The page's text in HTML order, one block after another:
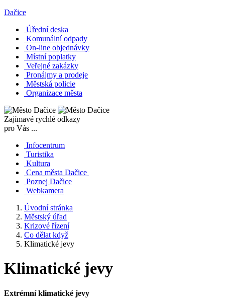
Dačice
Úřední deska
Komunální odpady
On-line objednávky
Místní poplatky
Veřejné zakázky
Pronájmy a prodeje
Městská policie
Organizace města
Zajímavé rychlé odkazy
pro Vás ...
Infocentrum
Turistika
Kultura
Cena města Dačice
Poznej Dačice
Webkamera
Úvodní stránka
Městský úřad
Krizové řízení
Co dělat když
Klimatické jevy
Klimatické jevy
Extrémní klimatické jevy